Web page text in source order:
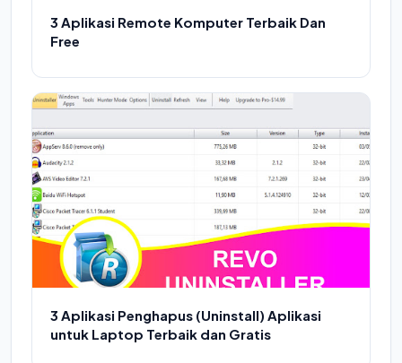
3 Aplikasi Remote Komputer Terbaik Dan
Free
3 Aplikasi Penghapus (Uninstall) Aplikasi
untuk Laptop Terbaik dan Gratis